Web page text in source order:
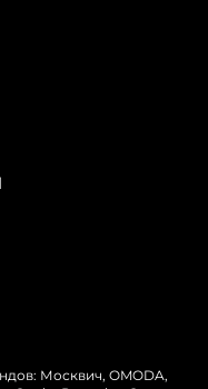
Москвич, OMODA,